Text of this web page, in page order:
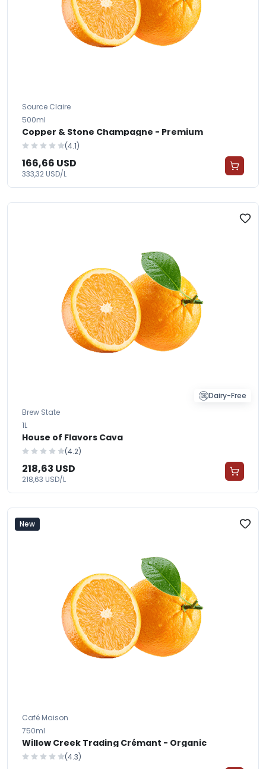
Source Claire
500ml
Copper & Stone Champagne - Premium
(4.1)
166,66 USD
333,32 USD/L
Dairy-Free
Brew State
1L
House of Flavors Cava
(4.2)
218,63 USD
218,63 USD/L
New
Café Maison
750ml
Willow Creek Trading Crémant - Organic
(4.3)